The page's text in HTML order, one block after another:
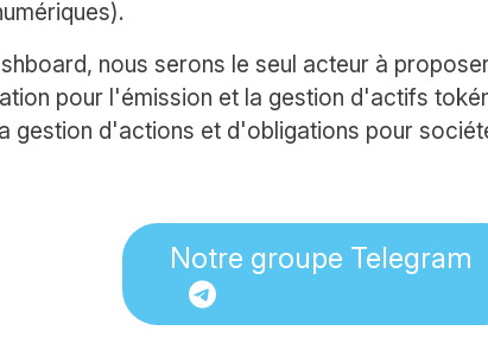
nous serons le seul acteur à
pour l'émission et la gestion d'actifs
gestion d'actions et d'obligations pour
Notre groupe Telegram